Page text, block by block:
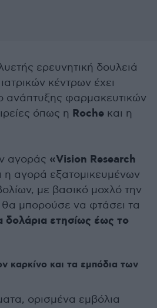
ερευνητική δουλειά
κέντρων έχει
ανάπτυξης φαρμακευτικών
όπως η Roche και η
αγοράς «Vision Research
η αγορά εξατομικευμένων
με βασικό μοχλό την
θα μπορούσε να φτάσει τα
δολάρια ετησίως έως το
καρκίνο και τα εμπόδια των
ορισμένα εμβόλια